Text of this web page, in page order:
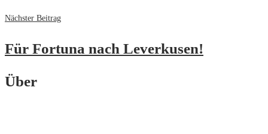
Nächster Beitrag
Für Fortuna nach Leverkusen!
Über